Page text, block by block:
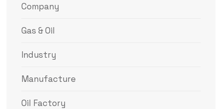
Company
Gas & Oil
Industry
Manufacture
Oil Factory